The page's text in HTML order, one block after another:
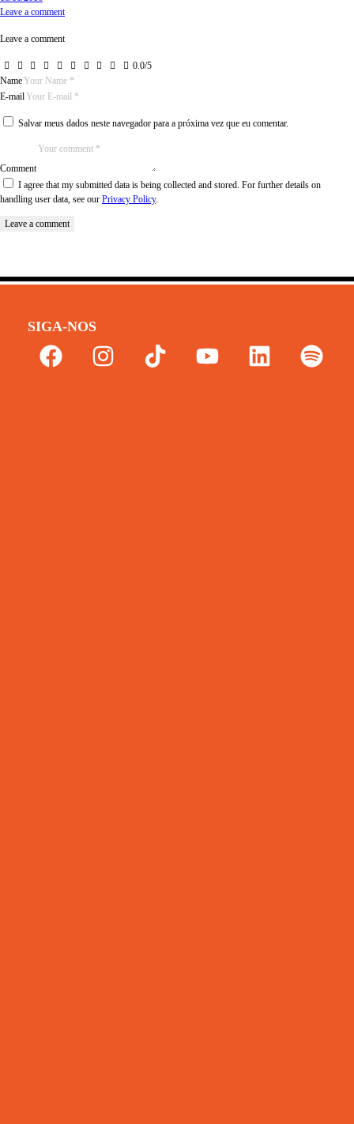
Leave a comment
Leave a comment
0.0/5
Name
E-mail
Salvar meus dados neste navegador para a próxima vez que eu comentar.
Comment
I agree that my submitted data is being collected and stored. For further details on
handling user data, see our Privacy Policy.
SIGA-NOS